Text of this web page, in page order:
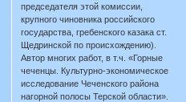
председателя этой комиссии,
крупного чиновника российского
государства, гребенского казака ст.
Щедринской по происхождению).
Автор многих работ, в т.ч. «Горные
чеченцы. Культурно-экономическое
исследование Чеченского района
нагорной полосы Терской области».